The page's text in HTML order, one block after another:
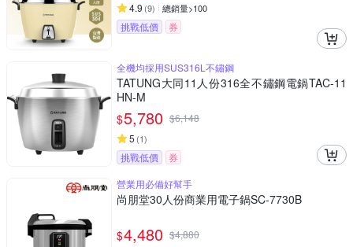
4.9 (9) 總銷量>100
挑戰低價 券
全機均採用SUS316L不鏽鋼
TATUNG大同11人份316全不鏽鋼電鍋TAC-11
HN-M
$5,780 $6,148
5 (1)
挑戰低價
券
營業用必備好幫手
尚朋堂30人份商業用電子鍋SC-7730B
$4,480 $4,880